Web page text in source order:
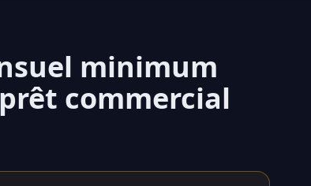
minimum
commercial